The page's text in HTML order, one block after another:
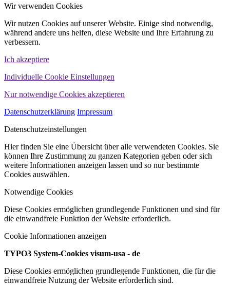
Wir verwenden Cookies
Wir nutzen Cookies auf unserer Website. Einige sind notwendig,
während andere uns helfen, diese Website und Ihre Erfahrung zu
verbessern.
Ich akzeptiere
Individuelle Cookie Einstellungen
Nur notwendige Cookies akzeptieren
Datenschutzerklärung Impressum
Datenschutzeinstellungen
Hier finden Sie eine Übersicht über alle verwendeten Cookies. Sie
können Ihre Zustimmung zu ganzen Kategorien geben oder sich
weitere Informationen anzeigen lassen und so nur bestimmte
Cookies auswählen.
Notwendige Cookies
Diese Cookies ermöglichen grundlegende Funktionen und sind für
die einwandfreie Funktion der Website erforderlich.
Cookie Informationen anzeigen
TYPO3 System-Cookies visum-usa - de
Diese Cookies ermöglichen grundlegende Funktionen, die für die
einwandfreie Nutzung der Website erforderlich sind.